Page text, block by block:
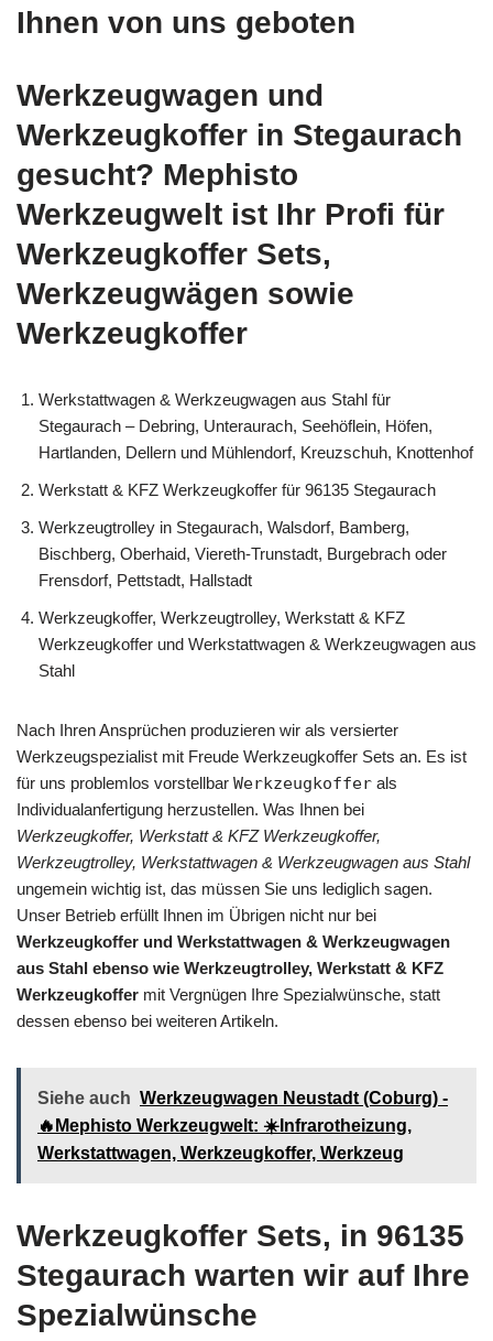
Ihnen von uns geboten
Werkzeugwagen und
Werkzeugkoffer in Stegaurach
gesucht? Mephisto
Werkzeugwelt ist Ihr Profi für
Werkzeugkoffer Sets,
Werkzeugwägen sowie
Werkzeugkoffer
Werkstattwagen & Werkzeugwagen aus Stahl für
Stegaurach – Debring, Unteraurach, Seehöflein, Höfen,
Hartlanden, Dellern und Mühlendorf, Kreuzschuh, Knottenhof
Werkstatt & KFZ Werkzeugkoffer für 96135 Stegaurach
Werkzeugtrolley in Stegaurach, Walsdorf, Bamberg,
Bischberg, Oberhaid, Viereth-Trunstadt, Burgebrach oder
Frensdorf, Pettstadt, Hallstadt
Werkzeugkoffer, Werkzeugtrolley, Werkstatt & KFZ
Werkzeugkoffer und Werkstattwagen & Werkzeugwagen aus
Stahl
Nach Ihren Ansprüchen produzieren wir als versierter
Werkzeugspezialist mit Freude Werkzeugkoffer Sets an. Es ist
für uns problemlos vorstellbar Werkzeugkoffer als
Individualanfertigung herzustellen. Was Ihnen bei
Werkzeugkoffer, Werkstatt & KFZ Werkzeugkoffer,
Werkzeugtrolley, Werkstattwagen & Werkzeugwagen aus Stahl
ungemein wichtig ist, das müssen Sie uns lediglich sagen.
Unser Betrieb erfüllt Ihnen im Übrigen nicht nur bei
Werkzeugkoffer und Werkstattwagen & Werkzeugwagen
aus Stahl ebenso wie Werkzeugtrolley, Werkstatt & KFZ
Werkzeugkoffer mit Vergnügen Ihre Spezialwünsche, statt
dessen ebenso bei weiteren Artikeln.
Siehe auch Werkzeugwagen Neustadt (Coburg) -
🔥Mephisto Werkzeugwelt: ☀️Infrarotheizung,
Werkstattwagen, Werkzeugkoffer, Werkzeug
Werkzeugkoffer Sets, in 96135
Stegaurach warten wir auf Ihre
Spezialwünsche